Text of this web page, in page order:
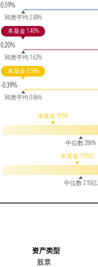
0.59%
同类平均 2.48%
0.20%
本基金 1.40%
同类平均 1.62%
-0.39%
本基金 0.50%
同类平均 0.86%
本基金 191%
中位数 286%
本基金 1.93亿
中位数 2.10亿
资产类型
股票